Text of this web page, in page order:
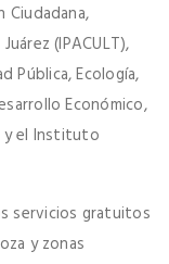
Ciudadana,
(IPACULT),
Pública, Ecología,
Económico,
y el Instituto
servicios gratuitos
y zonas